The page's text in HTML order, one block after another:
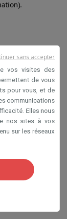
.
vos visites des
de vous
pour vous, et de
communications
Elles nous
nos sites à vos
sur les réseaux
sans accepter